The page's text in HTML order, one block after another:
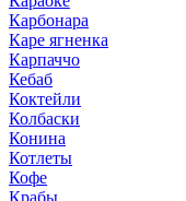
Карбонара
Каре ягненка
Карпаччо
Кебаб
Коктейли
Колбаски
Конина
Котлеты
Кофе
Крабы